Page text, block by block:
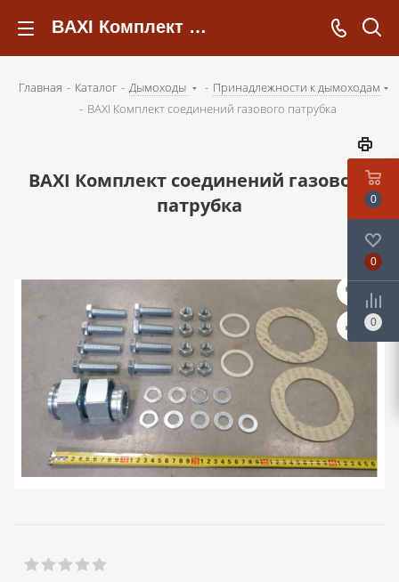
BAXI Комплект соединений газового патрубка - kotelsochi.ru
Главная - Каталог - Дымоходы - Принадлежности к дымоходам
- BAXI Комплект соединений газового патрубка
BAXI Комплект соединений газового
патрубка
0
0
0